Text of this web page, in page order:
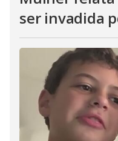
ser invadida